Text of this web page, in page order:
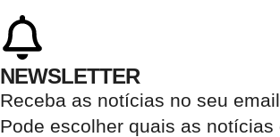
NEWSLETTER
Receba as notícias no seu email​
Pode escolher quais as notícias